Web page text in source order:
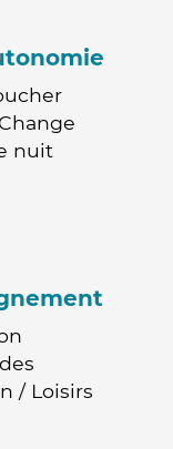
nuit
/ Loisirs